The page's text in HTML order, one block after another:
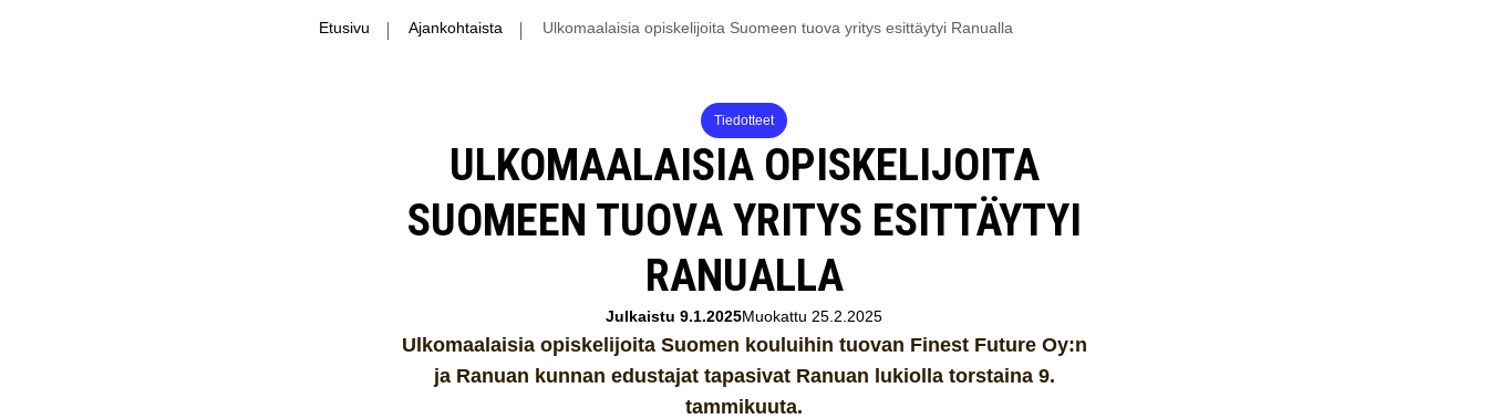
Etusivu Ajankohtaista Ulkomaalaisia opiskelijoita Suomeen tuova yritys esittäytyi Ranualla
Tiedotteet
ULKOMAALAISIA OPISKELIJOITA
SUOMEEN TUOVA YRITYS ESITTÄYTYI
RANUALLA
Julkaistu 9.1.2025Muokattu 25.2.2025
Ulkomaalaisia opiskelijoita Suomen kouluihin tuovan Finest Future Oy:n
ja Ranuan kunnan edustajat tapasivat Ranuan lukiolla torstaina 9.
tammikuuta.